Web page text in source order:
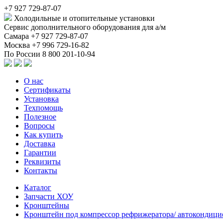
+7 927 729-87-07
Холодильные и отопительные установки
Сервис дополнительного оборудования для а/м
Самара +7 927 729-87-07
Москва +7 996 729-16-82
По России 8 800 201-10-94
О нас
Сертификаты
Установка
Техпомощь
Полезное
Вопросы
Как купить
Доставка
Гарантии
Реквизиты
Контакты
Каталог
Запчасти ХОУ
Кронштейны
Кронштейн под компрессор рефрижератора/